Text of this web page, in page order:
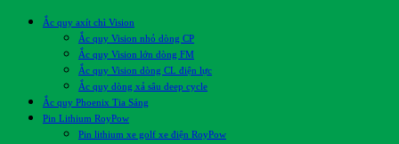
Ắc quy axít chì Vision
Ắc quy Vision nhỏ dòng CP
Ắc quy Vision lớn dòng FM
Ắc quy Vision dòng CL điện lực
Ắc quy dòng xả sâu deep cycle
Ắc quy Phoenix Tia Sáng
Pin Lithium RoyPow
Pin lithium xe golf xe điện RoyPow